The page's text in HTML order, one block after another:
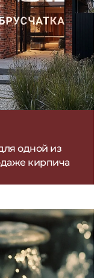
одной из
кирпича